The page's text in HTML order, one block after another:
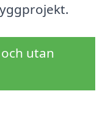
utan